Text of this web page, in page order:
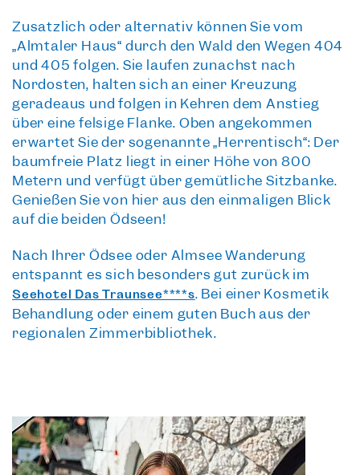
Zusätzlich oder alternativ können Sie vom
„Almtaler Haus“ durch den Wald den Wegen 404
und 405 folgen. Sie laufen zunächst nach
Nordosten, halten sich an einer Kreuzung
geradeaus und folgen in Kehren dem Anstieg
über eine felsige Flanke. Oben angekommen
erwartet Sie der sogenannte „Herrentisch“: Der
baumfreie Platz liegt in einer Höhe von 800
Metern und verfügt über gemütliche Sitzbänke.
Genießen Sie von hier aus deneinmaligen Blick
auf die beiden Ödseen!
Nach Ihrer Ödsee oder Almsee Wanderung
entspannt es sich besonders gut zurück im
Seehotel Das Traunsee****s. Bei einer Kosmetik
Behandlung oder einem guten Buch aus der
regionalen Zimmerbibliothek.